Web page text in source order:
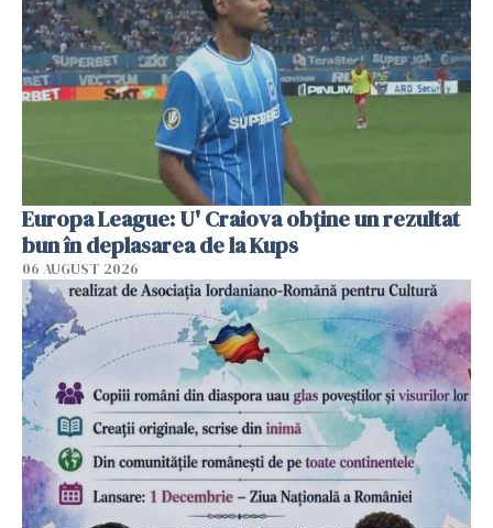
Europa League: U' Craiova obține un rezultat
bun în deplasarea de la Kups
06 AUGUST 2026